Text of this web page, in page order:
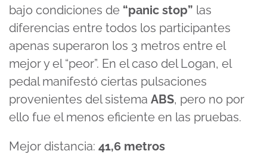
bajo condiciones de “panic stop” las
diferencias entre todos los participantes
apenas superaron los 3 metros entre el
mejor y el “peor”. En el caso del Logan, el
pedal manifestó ciertas pulsaciones
provenientes del sistema ABS, pero no por
ello fue el menos eficiente en las pruebas.
Mejor distancia: 41,6 metros